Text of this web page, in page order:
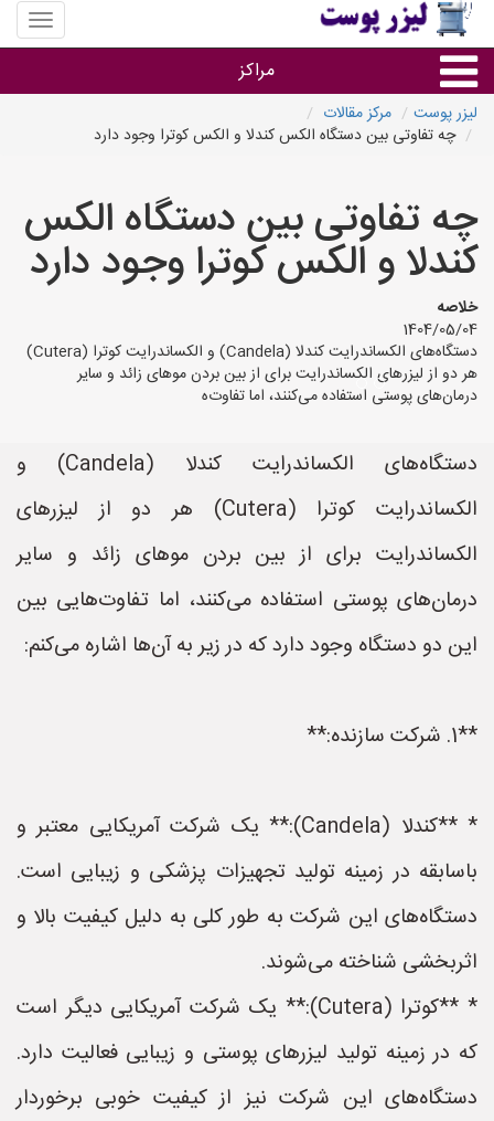
منوی
سایت
پوست
مراکز
گروه ها
استان ها
لیزر پوست
مرکز مقالات
چه تفاوتی بین دستگاه الکس کندلا و الکس کوترا وجود دارد
چه تفاوتی بین دستگاه الکس
کندلا و الکس کوترا وجود دارد
خلاصه
1404/05/04
دستگاه‌های الکساندرایت کندلا (Candela) و الکساندرایت کوترا (Cutera)
هر دو از لیزرهای الکساندرایت برای از بین بردن موهای زائد و سایر
درمان‌های پوستی استفاده می‌کنند، اما تفاوت‌ه
دستگاه‌های الکساندرایت کندلا (Candela) و
الکساندرایت کوترا (Cutera) هر دو از لیزرهای
الکساندرایت برای از بین بردن موهای زائد و سایر
درمان‌های پوستی استفاده می‌کنند، اما تفاوت‌هایی بین
این دو دستگاه وجود دارد که در زیر به آن‌ها اشاره می‌کنم:
**1. شرکت سازنده:**
* **کندلا (Candela):** یک شرکت آمریکایی معتبر و
باسابقه در زمینه تولید تجهیزات پزشکی و زیبایی است.
دستگاه‌های این شرکت به طور کلی به دلیل کیفیت بالا و
اثربخشی شناخته می‌شوند.
* **کوترا (Cutera):** یک شرکت آمریکایی دیگر است
که در زمینه تولید لیزرهای پوستی و زیبایی فعالیت دارد.
دستگاه‌های این شرکت نیز از کیفیت خوبی برخوردار